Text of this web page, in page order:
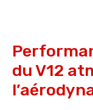
du V12